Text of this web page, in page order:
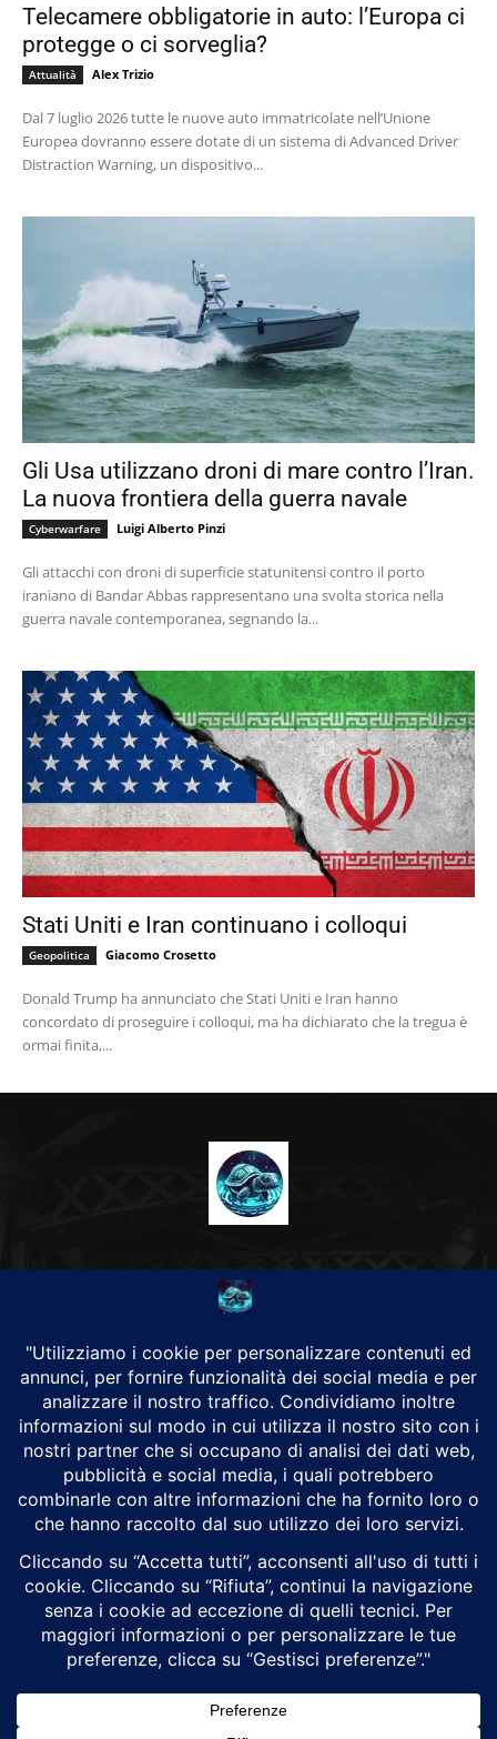
Telecamere obbligatorie in auto: l’Europa ci
protegge o ci sorveglia?
Attualità Alex Trizio
Dal 7 luglio 2026 tutte le nuove auto immatricolate nell’Unione
Europea dovranno essere dotate di un sistema di Advanced Driver
Distraction Warning, un dispositivo...
Gli Usa utilizzano droni di mare contro l’Iran.
La nuova frontiera della guerra navale
Cyberwarfare Luigi Alberto Pinzi
Gli attacchi con droni di superficie statunitensi contro il porto
iraniano di Bandar Abbas rappresentano una svolta storica nella
guerra navale contemporanea, segnando la...
Stati Uniti e Iran continuano i colloqui
Geopolitica Giacomo Crosetto
Donald Trump ha annunciato che Stati Uniti e Iran hanno
concordato di proseguire i colloqui, ma ha dichiarato che la tregua è
ormai finita,...
CHI SIAMO
Alground Geopolitica e Cyberwarfare.
Da una idea di Brunilde Trizio
Alground fa parte del Gruppo Trizio
SEGUICI
Alground - Testata di Art Consulting - P.iva 02701880995 - Genova -